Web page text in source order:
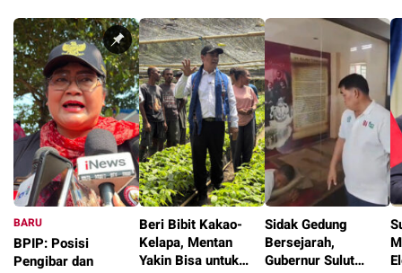
BARU
BPIP: Posisi
Pengibar dan
Beri Bibit Kakao-
Kelapa, Mentan
Yakin Bisa untuk
Sidak Gedung
Bersejarah,
Gubernur Sulut